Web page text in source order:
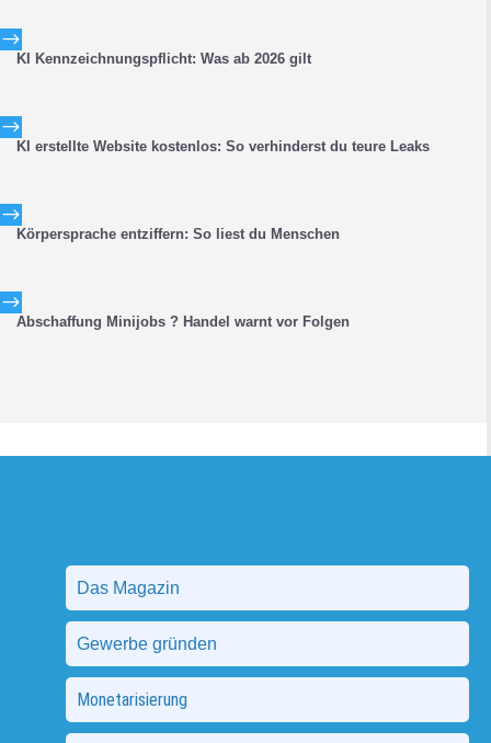
$
KI Kennzeichnungspflicht: Was ab 2026 gilt
$
KI erstellte Website kostenlos: So verhinderst du teure Leaks
$
Körpersprache entziffern: So liest du Menschen
$
Abschaffung Minijobs ? Handel warnt vor Folgen
Das Magazin
Gewerbe gründen
Monetarisierung